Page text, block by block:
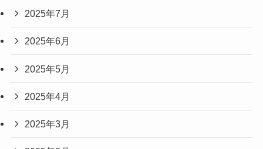
2025年7月
2025年6月
2025年5月
2025年4月
2025年3月